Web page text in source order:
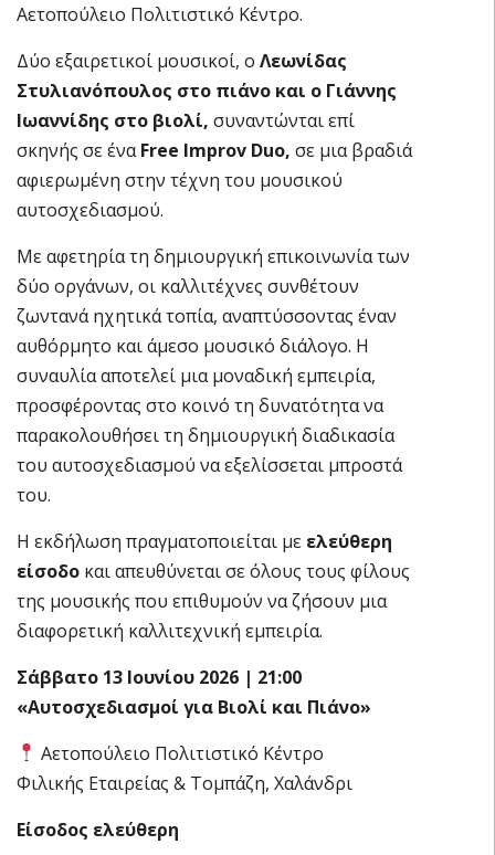
Αετοπούλειο Πολιτιστικό Κέντρο.
Δύο εξαιρετικοί μουσικοί, ο Λεωνίδας
Στυλιανόπουλος στο πιάνο και ο Γιάννης
Ιωαννίδης στο βιολί, συναντώνται επί
σκηνής σε έναFree Improv Duo, σε μια βραδιά
αφιερωμένη στην τέχνη του μουσικού
αυτοσχεδιασμού.
Με αφετηρία τη δημιουργική επικοινωνία των
δύο οργάνων, οι καλλιτέχνες συνθέτουν
ζωντανά ηχητικά τοπία, αναπτύσσοντας έναν
αυθόρμητο και άμεσο μουσικό διάλογο. Η
συναυλία αποτελεί μια μοναδική εμπειρία,
προσφέροντας στο κοινό τη δυνατότητα να
παρακολουθήσει τη δημιουργική διαδικασία
του αυτοσχεδιασμού να εξελίσσεται μπροστά
του.
Η εκδήλωση πραγματοποιείται με ελεύθερη
είσοδο και απευθύνεται σε όλους τους φίλους
της μουσικής που επιθυμούν να ζήσουν μια
διαφορετική καλλιτεχνική εμπειρία.
Σάββατο 13 Ιουνίου 2026 | 21:00
«Αυτοσχεδιασμοί για Βιολί και Πιάνο»
Αετοπούλειο Πολιτιστικό Κέντρο
Φιλικής Εταιρείας & Τομπάζη, Χαλάνδρι
Είσοδος ελεύθερη